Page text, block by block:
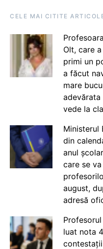
CELE MAI CITITE
Olt, care
primi un
a făcut
mare
adevărata
vede la
Ministerul
din
anul
care se
august,
adresă
luat nota